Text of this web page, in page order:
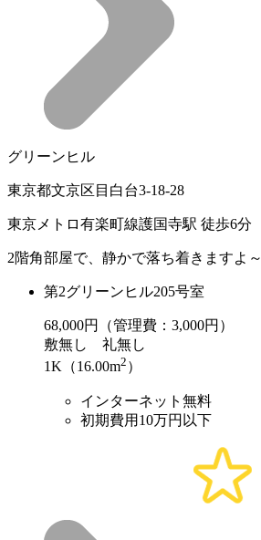
グリーンヒル
東京都文京区目白台3-18-28
東京メトロ有楽町線護国寺駅 徒歩6分
2階角部屋で、静かで落ち着きますよ～
第2グリーンヒル205号室
68,000円（管理費：3,000円）
敷無し 礼無し
1K（16.00m2 ）
インターネット無料
初期費用10万円以下